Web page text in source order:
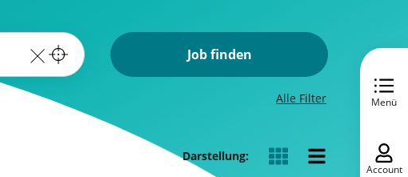
Job finden
Alle Filter
Darstellung:
Menü
Account